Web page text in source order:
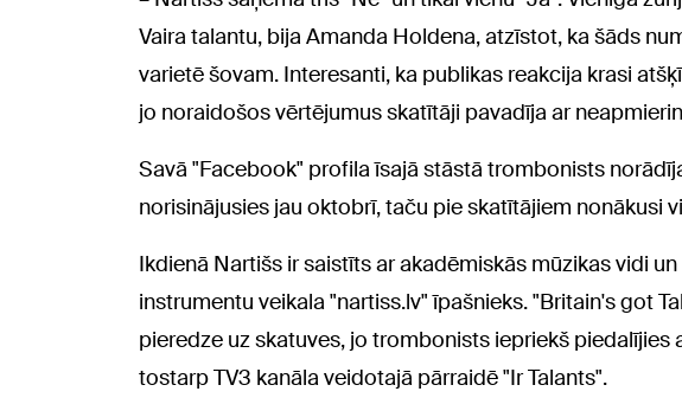
Vaira talantu, bija Amanda Holdena, atzīstot, ka šāds
varietē šovam. Interesanti, ka publikas reakcija krasi
jo noraidošos vērtējumus skatītāji pavadīja ar
Savā "Facebook" profila īsajā stāstā trombonists
norisinājusies jau oktobrī, taču pie skatītājiem nonākusi
Ikdienā Nartišs ir saistīts ar akadēmiskās mūzikas vidi
instrumentu veikala "nartiss.lv" īpašnieks. "Britain's got
pieredze uz skatuves, jo trombonists iepriekš
tostarp TV3 kanāla veidotajā pārraidē "Ir Talants".